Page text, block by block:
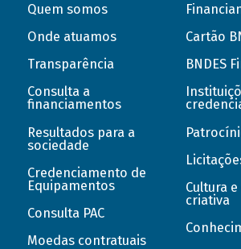
Quem somos
Onde atuamos
Transparência
Consulta a
financiamentos
Resultados para a
sociedade
Credenciamento de
Equipamentos
Consulta PAC
Moedas contratuais
Cartão
BNDES
Cultura
criativa